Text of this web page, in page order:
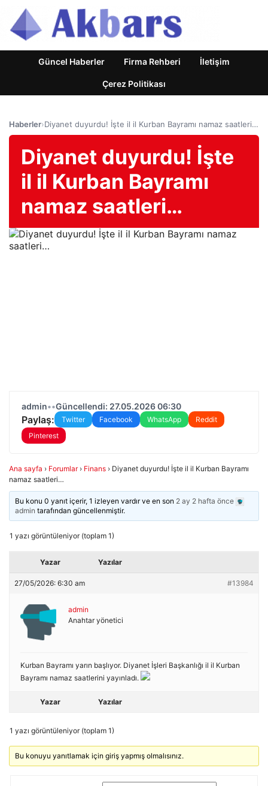
Güncel Haberler Firma Rehberi İletişim
Çerez Politikası
Haberler›Diyanet duyurdu! İşte il il Kurban Bayramı namaz saatleri…
Diyanet duyurdu! İşte
il il Kurban Bayramı
namaz saatleri…
admin••Güncellendi: 27.05.2026 06:30
Paylaş: Twitter Facebook WhatsApp
Reddit
Pinterest
Ana sayfa › Forumlar › Finans › Diyanet duyurdu! İşte il il Kurban Bayramı
namaz saatleri…
Bu konu 0 yanıt içerir, 1 izleyen vardır ve en son 2 ay 2 hafta önce
admin tarafından güncellenmiştir.
1 yazı görüntüleniyor (toplam 1)
Yazar Yazılar
27/05/2026: 6:30 am #13984
admin
Anahtar yönetici
Kurban Bayramı yarın başlıyor. Diyanet İşleri Başkanlığı il il Kurban
Bayramı namaz saatlerini yayınladı.
Yazar Yazılar
1 yazı görüntüleniyor (toplam 1)
Bu konuyu yanıtlamak için giriş yapmış olmalısınız.